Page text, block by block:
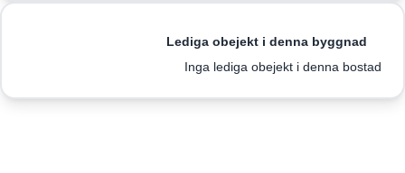
Lediga obejekt i denna byggnad
Inga lediga obejekt i denna bostad